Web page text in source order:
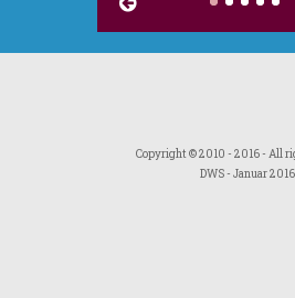
Copyright © 2010 - 2016 - All
DWS- Januar 2016